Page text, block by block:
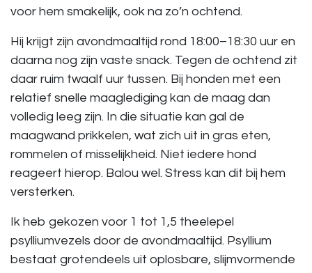
voor hem smakelijk, ook na zo’n ochtend.
Hij krijgt zijn avondmaaltijd rond 18:00–18:30 uur en
daarna nog zijn vaste snack. Tegen de ochtend zit
daar ruim twaalf uur tussen. Bij honden met een
relatief snelle maaglediging kan de maag dan
volledig leeg zijn. In die situatie kan gal de
maagwand prikkelen, wat zich uit in gras eten,
rommelen of misselijkheid. Niet iedere hond
reageert hierop. Balou wel. Stress kan dit bij hem
versterken.
Ik heb gekozen voor 1 tot 1,5 theelepel
psylliumvezels door de avondmaaltijd. Psyllium
bestaat grotendeels uit oplosbare, slijmvormende